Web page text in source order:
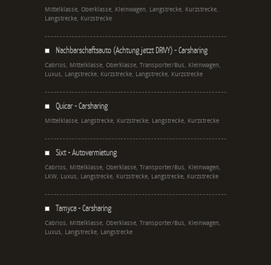
Mittelklasse, Oberklasse, Kleinwagen, Langstrecke, Kurzstrecke,
Langstrecke, Kurzstrecke
Nachbarschaftsauto (Achtung jetzt DRIVY) - Carsharing
Cabrios, Mittelklasse, Oberklasse, Transporter/Bus, Kleinwagen,
Luxus, Langstrecke, Kurzstrecke, Langstrecke, Kurzstrecke
Quicar - Carsharing
Mittelklasse, Langstrecke, Kurzstrecke, Langstrecke, Kurzstrecke
Sixt - Autovermietung
Cabrios, Mittelklasse, Oberklasse, Transporter/Bus, Kleinwagen,
LKW, Luxus, Langstrecke, Kurzstrecke, Langstrecke, Kurzstrecke
Tamyca - Carsharing
Cabrios, Mittelklasse, Oberklasse, Transporter/Bus, Kleinwagen,
Luxus, Langstrecke, Langstrecke